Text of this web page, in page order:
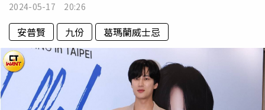
2024-05-17 20:26
安普賢 九份 葛瑪蘭威士忌